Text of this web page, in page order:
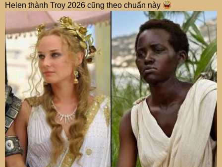
Helen thành Troy 2026 cũng theo chuẩn này